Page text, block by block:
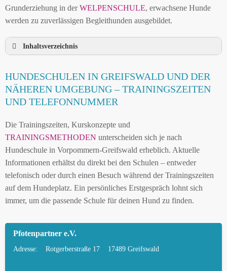
Grunderziehung in derWELPENSCHULE, erwachsene Hunde
werden zu zuverlässigen Begleithunden ausgebildet.
Inhaltsverzeichnis
UMGEBUNG
HUNDESCHULEN IN GREIFSWALD UND DER
MOBILE HUNDETRAINER IN GREIFSWALD
UND UMGEBUNG
GREIFSWALD
HUNDEFREUNDLICHE ORTE UND
FREILAUFFLÄCHEN IN GREIFSWALD
VORPOMMERN-GREIFSWALD – ONLINE-TEST
HUNDEPLATZ MIETEN FÜR EINEN SICHEREN
HUNDESCHULEN IN GREIFSWALD UND DER
NÄHEREN UMGEBUNG – TRAININGSZEITEN
UND TELEFONNUMMER
Die Trainingszeiten, Kurskonzepte und
TRAININGSMETHODEN unterscheiden sich je nach
Hundeschule in Vorpommern-Greifswald erheblich. Aktuelle
Informationen erhältst du direkt bei den Schulen – entweder
telefonisch oder durch einen Besuch während der Trainingszeiten
auf dem Hundeplatz. Ein persönliches Erstgespräch lohnt sich
immer, um die passende Schule für deinen Hund zu finden.
Pfotenpartner e.V.
Adresse: Rotgerberstraße 17 17489 Greifswald